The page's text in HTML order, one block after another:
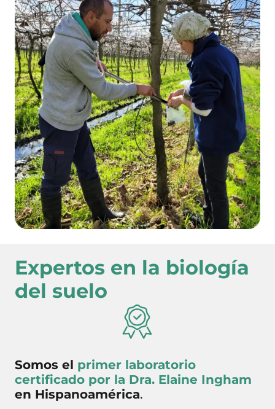
Expertos en la biología
del suelo
Somos el primer laboratorio
certificado por la Dra. Elaine Ingham
en Hispanoamérica.